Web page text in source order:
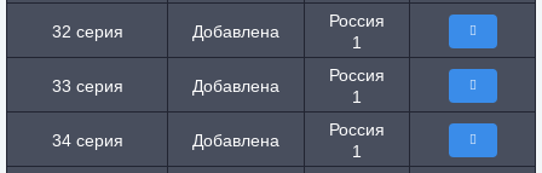
32 серия Добавлена
Россия
1
33 серия Добавлена
Россия
1
34 серия Добавлена
Россия
1